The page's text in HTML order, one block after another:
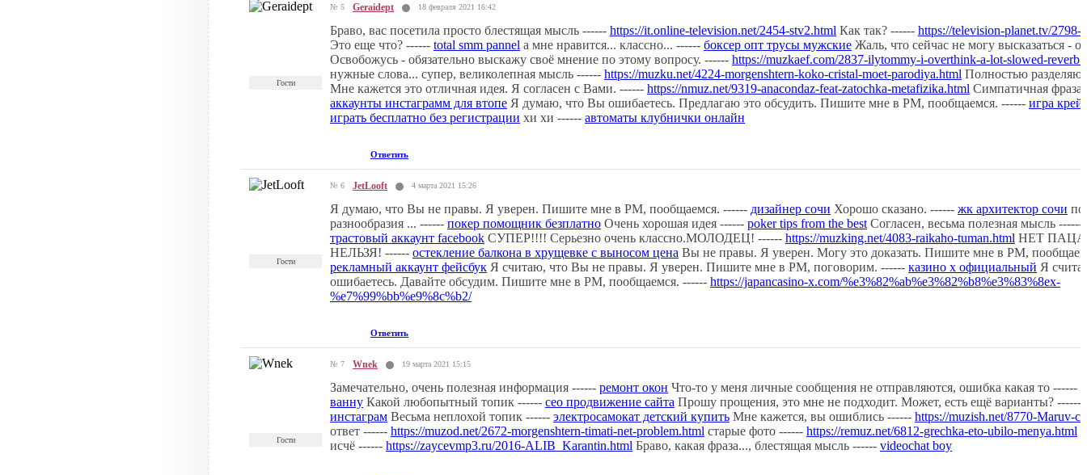
Гости
№ 5 Geraidept 18 февраля 2021 16:42
Браво, вас посетила просто блестящая мысль ------ https://it.online-television.net/2454-stv2.html Как так? ------ https://television-planet.tv/2798-
Это еще что? ------ total smm pannel а мне нравится... классно... ------ боксер опт трусы мужские Жаль, что сейчас не могу высказаться -
Освобожусь - обязательно выскажу своё мнение по этому вопросу. ------ https://muzkaef.com/2837-ilytommy-i-overthink-a-lot-slowed-
нужные слова... супер, великолепная мысль ------ https://muzku.net/4224-morgenshtern-koko-cristal-moet-parodiya.html Полностью
Мне кажется это отличная идея. Я согласен с Вами. ------ https://nmuz.net/9319-anacondaz-feat-zatochka-metafizika.html Симпатичная
аккаунты инстаграмм для втопе Я думаю, что Вы ошибаетесь. Предлагаю это обсудить. Пишите мне в PM, пообщаемся. ------ игра
играть бесплатно без регистрации хи хи ------ автоматы клубнички онлайн
Ответить
Гости
№ 6 JetLooft 4 марта 2021 15:26
Я думаю, что Вы не правы. Я уверен. Пишите мне в PM, пообщаемся. ------ дизайнер сочи Хорошо сказано. ------ жк архитектор сочи
разнообразия ... ------ покер помощник безплатно Очень хорошая идея ------ poker tips from the best Согласен, весьма полезная мысль ------
трастовый аккаунт facebook СУПЕР!!!! Серьезно очень классно.МОЛОДЕЦ! ------ https://muzking.net/4083-raikaho-tuman.html НЕТ
НЕЛЬЗЯ! ------ остекление балкона в хрущевке с выносом цена Вы не правы. Я уверен. Могу это доказать. Пишите мне в PM,
рекламный аккаунт фейсбук Я считаю, что Вы не правы. Я уверен. Пишите мне в PM, поговорим. ------ казино х официальный Я
ошибаетесь. Давайте обсудим. Пишите мне в PM, пообщаемся. ------ https://japancasino-x.com/%e3%82%ab%e3%82%b8%e3%83%8ex-
%e7%99%bb%e9%8c%b2/
Ответить
Гости
№ 7 Wnek 19 марта 2021 15:15
Замечательно, очень полезная информация ------ ремонт окон Что-то у меня личные сообщения не отправляются, ошибка какая то ------
ванну Какой любопытный топик ------ сео продвижение сайта Прошу прощения, это мне не подходит. Может, есть ещё варианты? ------
инстаграм Весьма неплохой топик ------ электросамокат детский купить Мне кажется, вы ошиблись ------ https://muzish.net/8770-Maruv-
ответ ------ https://muzod.net/2672-morgenshtern-timati-net-problem.html старые фото ------ https://remuz.net/6812-grechka-eto-ubilo-menya.html
исчё ------ https://zaycevmp3.ru/2016-ALIB_Karantin.html Браво, какая фраза..., блестящая мысль ------ videochat boy